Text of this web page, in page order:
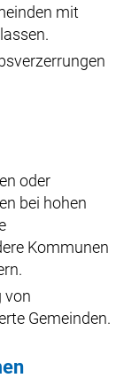
mit
oder
bei hohen
Kommunen
von
Gemeinden.